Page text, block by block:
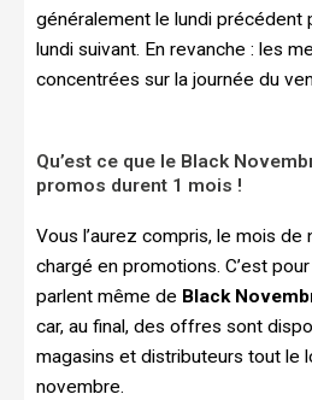
généralement le lundi précédent
lundi suivant. En revanche : les
concentrées sur la journée du
Qu’est ce que le Black
promos durent 1 mois !
Vous l’aurez compris, le mois de
chargé en promotions. C’est
parlent même de Black
car, au final, des offres sont
magasins et distributeurs tout le
novembre.